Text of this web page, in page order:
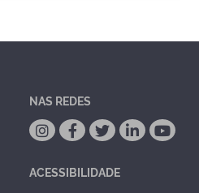
NAS REDES
ACESSIBILIDADE